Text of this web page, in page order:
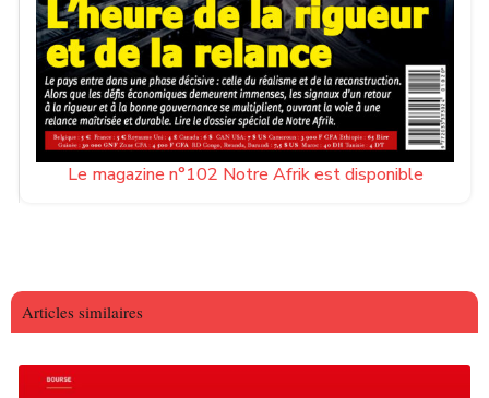
Le magazine n°102 Notre Afrik est disponible
Articles similaires